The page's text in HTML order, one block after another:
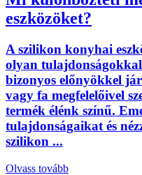
eszközöket?
A szilikon konyhai
olyan
bizonyos előnyökkel
vagy fa megfelelőivel
termék élénk színű.
tulajdonságaikat és
szilikon ...
Olvass tovább